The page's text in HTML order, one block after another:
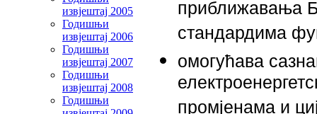
извjештај 2005
Годишњи
извjештај 2006
Годишњи
извjештај 2007
Годишњи
извjештај 2008
Годишњи
приближавања
стандардима
омогућава